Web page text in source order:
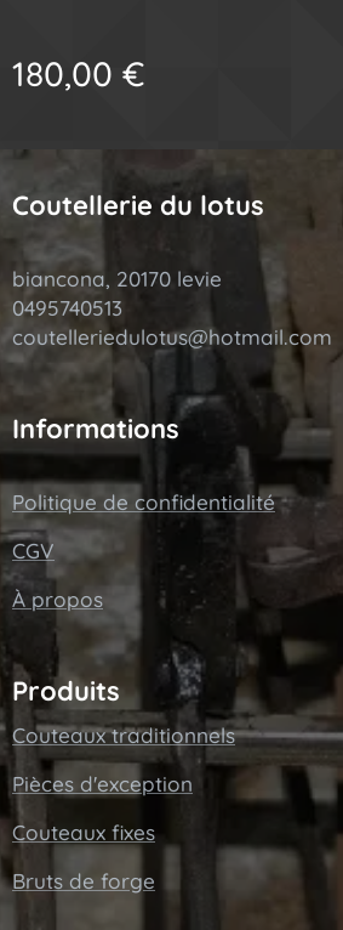
180,00 €
Coutellerie du lotus
biancona, 20170 levie
0495740513
coutelleriedulotus@hotmail.com
Informations
Politique de confidentialité
CGV
À propos
Produits
Couteaux traditionnels
Pièces d'exception
Couteaux fixes
Bruts de forge